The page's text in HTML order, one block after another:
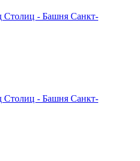
Столиц - Башня Санкт-
Столиц - Башня Санкт-